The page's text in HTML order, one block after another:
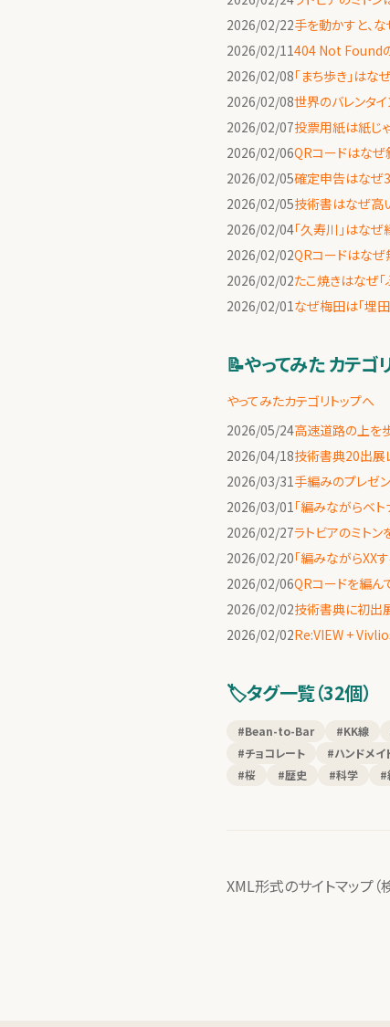
2026/02/22手を動かすと、
2026/02/11404 Not Found
2026/02/08「まち歩き」は
2026/02/08世界のバレンタ
2026/02/07投票用紙は紙じ
2026/02/06QRコードはな
2026/02/05確定申告はなぜ3
2026/02/05技術書はなぜ
2026/02/04「久寿川」はな
2026/02/02QRコードはなぜ
2026/02/02たこ焼きはなぜ「
2026/02/01なぜ梅田は「埋田
📝やってみた カテゴ
やってみたカテゴリトップへ
2026/05/24高速道路の上を
2026/04/18技術書典20出展
2026/03/31手編みのプレゼ
2026/03/01「編みながらベ
2026/02/27ラトビアのミト
2026/02/20「編みながら
2026/02/06QRコードを編
2026/02/02技術書典に初出
2026/02/02Re:VIEW +
🏷️タグ一覧（32個）
#Bean-to-Bar #KK線
#チョコレート
#ハンドメイ
#桜
#歴史 #科学 #
XML形式のサイトマップ（